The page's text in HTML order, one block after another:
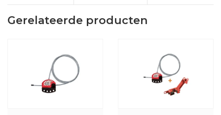
Gerelateerde producten